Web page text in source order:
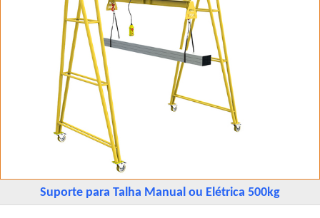
Suporte para Talha Manual ou Elétrica 500kg